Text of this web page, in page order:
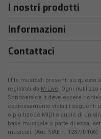
I nostri prodotti
Informazioni
Contattaci
I file musicali presenti su questo
registrati da M-Live. Ogni
Songservice.it deve essere
espressamente vietati i seguenti
o più tracce MIDI o audio di un
base musicale o parte di essa,
musicali. (Aut. SIAE n. 1287/I/106)